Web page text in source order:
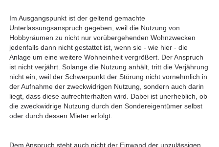
Im Ausgangspunkt ist der geltend gemachte
Unterlassungsanspruch gegeben, weil die Nutzung von
Hobbyräumen zu nicht nur vorübergehenden Wohnzwecken
jedenfalls dann nicht gestattet ist, wenn sie - wie hier - die
Anlage um eine weitere Wohneinheit vergrößert. Der Anspruch
ist nicht verjährt. Solange die Nutzung anhält, tritt die Verjährung
nicht ein, weil der Schwerpunkt der Störung nicht vornehmlich in
der Aufnahme der zweckwidrigen Nutzung, sondern auch darin
liegt, dass diese aufrechterhalten wird. Dabei ist unerheblich, ob
die zweckwidrige Nutzung durch den Sondereigentümer selbst
oder durch dessen Mieter erfolgt.
Dem Anspruch steht auch nicht der Einwand der unzulässigen